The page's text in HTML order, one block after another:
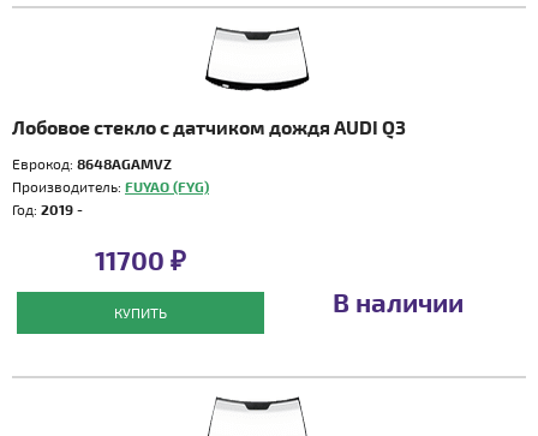
Лобовое стекло с датчиком дождя AUDI Q3
Еврокод: 8648AGAMVZ
Производитель: FUYAO (FYG)
Год: 2019 -
11700 ₽
КУПИТЬ В наличии